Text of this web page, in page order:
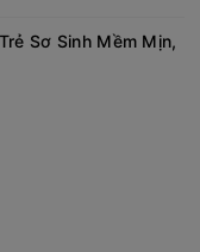
Sơ Sinh Mềm Mịn,